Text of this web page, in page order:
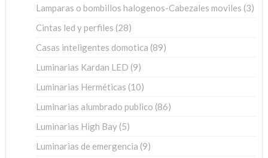
Lamparas o bombillos halogenos-Cabezales moviles 33
Cintas led y perfiles 2828
Casas inteligentes domotica 8989
Luminarias Kardan LED 99
Luminarias Herméticas 1010
Luminarias alumbrado publico 8686
Luminarias High Bay 55
Luminarias de emergencia 99